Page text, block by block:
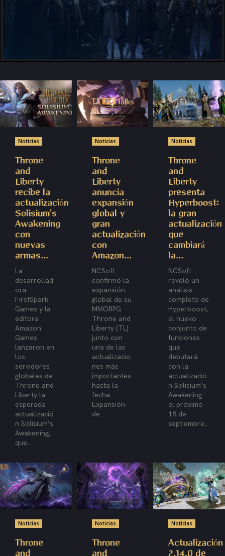
Noticias
Throne
and
Liberty
recibe la
actualización
Solisium’s
Awakening
con
nuevas
armas...
La
desarrollad
ora
FirstSpark
Games y la
editora
Amazon
Games
lanzaron en
los
servidores
globales de
Throne and
Liberty la
esperada
actualizació
n Solisium’s
Awakening,
que...
Noticias
Throne
and
Liberty
anuncia
expansión
global y
gran
actualización
con
Amazon...
NCSoft
confirmó la
expansión
global de su
MMORPG
Throne and
Liberty (TL)
junto con
una de las
actualizacio
nes más
importantes
hasta la
fecha.
Expansión
de...
Noticias
Throne
and
Liberty
presenta
Hyperboost:
la gran
actualización
que
cambiará
la...
NCSoft
reveló un
análisis
completo de
Hyperboost,
el nuevo
conjunto de
funciones
que
debutará
con la
actualizació
n Solisium’s
Awakening
el próximo
18 de
septiembre...
Noticias
Throne
and
Noticias
Throne
and
Noticias
Actualización
2.14.0 de